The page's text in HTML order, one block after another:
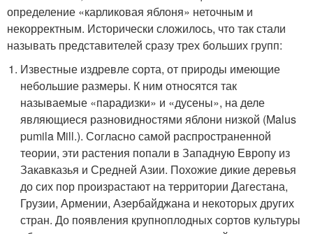
определение «карликовая яблоня» неточным и
некорректным. Исторически сложилось, что так стали
называть представителей сразу трех больших групп:
Известные издревле сорта, от природы имеющие
небольшие размеры. К ним относятся так
называемые «парадизки» и «дусены», на деле
являющиеся разновидностями яблони низкой (Malus
pumila Mill.). Согласно самой распространенной
теории, эти растения попали в Западную Европу из
Закавказья и Средней Азии. Похожие дикие деревья
до сих пор произрастают на территории Дагестана,
Грузии, Армении, Азербайджана и некоторых других
стран. До появления крупноплодных сортов культуры